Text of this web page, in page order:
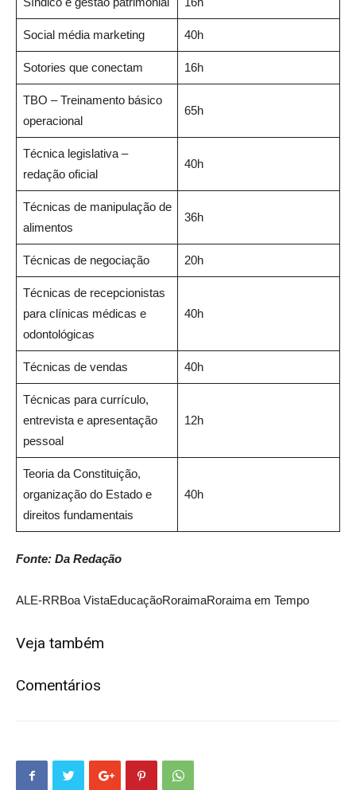
Social média marketing 40h
Sotories que conectam 16h
TBO – Treinamento básico
operacional
65h
Técnica legislativa –
redação oficial
40h
Técnicas de manipulação de
alimentos
36h
Técnicas de negociação 20h
Técnicas de recepcionistas
para clínicas médicas e
odontológicas
40h
Técnicas de vendas 40h
Técnicas para currículo,
entrevista e apresentação
pessoal
12h
Teoria da Constituição,
organização do Estado e
direitos fundamentais
40h
Fonte: Da Redação
ALE-RRBoa VistaEducaçãoRoraimaRoraima em Tempo
Veja também
Comentários